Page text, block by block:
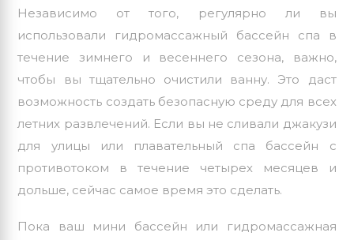
Независимо от того, регулярно ли вы
использовали гидромассажный бассейн спа в
течение зимнего и весеннего сезона, важно,
чтобы вы тщательно очистили ванну. Это даст
возможность создать безопасную среду для всех
летних развлечений. Если вы не сливали джакузи
для улицы или плавательный спа бассейн с
противотоком в течение четырех месяцев и
дольше, сейчас самое время это сделать.
Пока ваш мини бассейн или гидромассажная